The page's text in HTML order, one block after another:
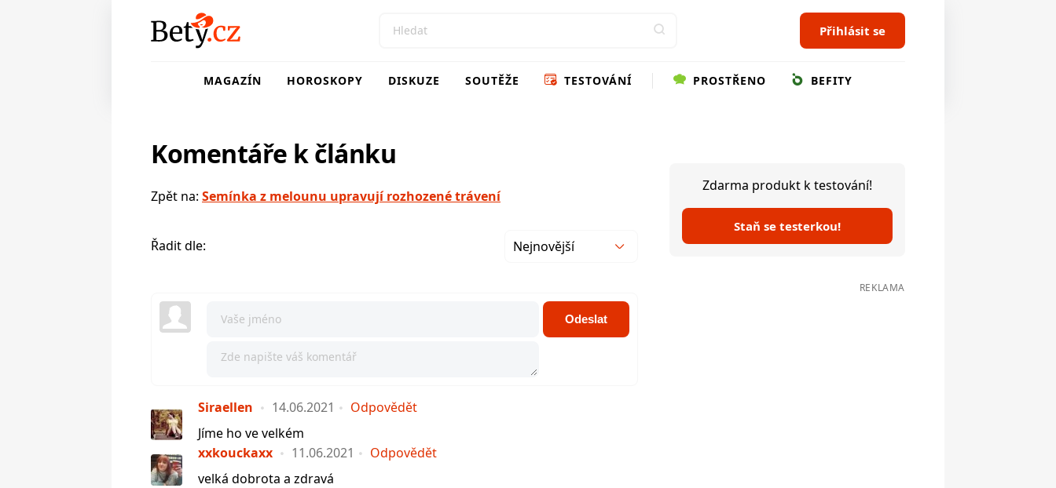
Přihlásit se
MAGAZÍN HOROSKOPY DISKUZE SOUTĚŽE TESTOVÁNÍ PROSTŘENO BEFITY
Komentáře k článku
Zpět na: Semínka z melounu upravují rozhozené trávení
Řadit dle: Nejnovější
Odeslat
Siraellen 14.06.2021
Odpovědět
Jíme ho ve velkém
xxkouckaxx
11.06.2021
Odpovědět
velká dobrota a zdravá
Zdarma produkt k testování!
Staň se testerkou!
REKLAMA